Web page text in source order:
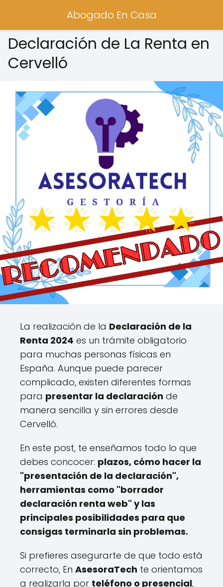
Abogado En Casa
Declaración de La Renta en
Cervelló
La realización de la Declaración de la
Renta 2024 es un trámite obligatorio
para muchas personas físicas en
España. Aunque puede parecer
complicado, existen diferentes formas
para presentar la declaración de
manera sencilla y sin errores desde
Cervelló.
En este post, te enseñamos todo lo que
debes concocer: plazos, cómo hacer la
"presentación de la declaración",
herramientas como "borrador
declaración renta web" y las
principales posibilidades para que
consigas terminarla sin problemas.
Si prefieres asegurarte de que todo está
correcto, En AsesoraTech te orientamos
a realizarla por teléfono o presencial,